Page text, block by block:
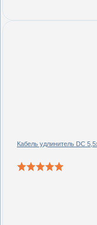
Кабель удлинитель DC